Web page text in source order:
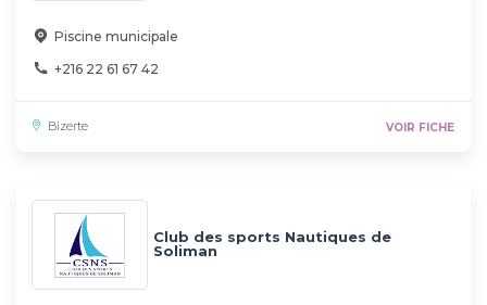
Piscine municipale
+216 22 61 67 42
Bizerte VOIR FICHE
Club des sports Nautiques de
Soliman